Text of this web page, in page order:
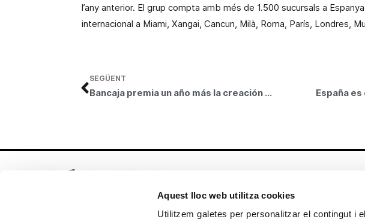
Aquest lloc web utilitza cookies
Utilitzem galetes per personalitzar el contingut i
l’any anterior. El grup compta amb més de 1.500 sucursals a
internacional a Miami, Xangai, Cancun, Milà, Roma, París, Londres,
SEGÜENT
Bancaja premia un año más la creación artística de los jóvenes valores